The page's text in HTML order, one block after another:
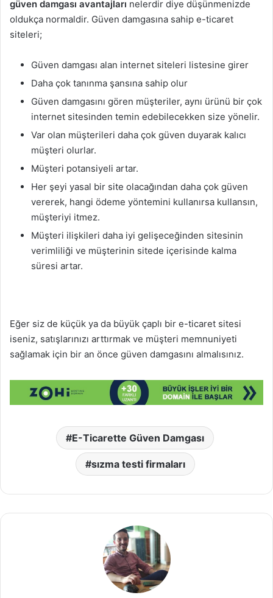
güven damgası avantajları nelerdir diye düşünmenizde
oldukça normaldir. Güven damgasına sahip e-ticaret
siteleri;
Güven damgası alan internet siteleri listesine girer
Daha çok tanınma şansına sahip olur
Güven damgasını gören müşteriler, aynı ürünü bir çok
internet sitesinden temin edebilecekken size yönelir.
Var olan müşterileri daha çok güven duyarak kalıcı
müşteri olurlar.
Müşteri potansiyeli artar.
Her şeyi yasal bir site olacağından daha çok güven
vererek, hangi ödeme yöntemini kullanırsa kullansın,
müşteriyi itmez.
Müşteri ilişkileri daha iyi gelişeceğinden sitesinin
verimliliği ve müşterinin sitede içerisinde kalma
süresi artar.
Eğer siz de küçük ya da büyük çaplı bir e-ticaret sitesi
iseniz, satışlarınızı arttırmak ve müşteri memnuniyeti
sağlamak için bir an önce güven damgasını almalısınız.
E-Ticarette Güven Damgası
sızma testi firmaları